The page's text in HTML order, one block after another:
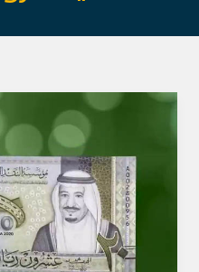
خدمات
الظهران